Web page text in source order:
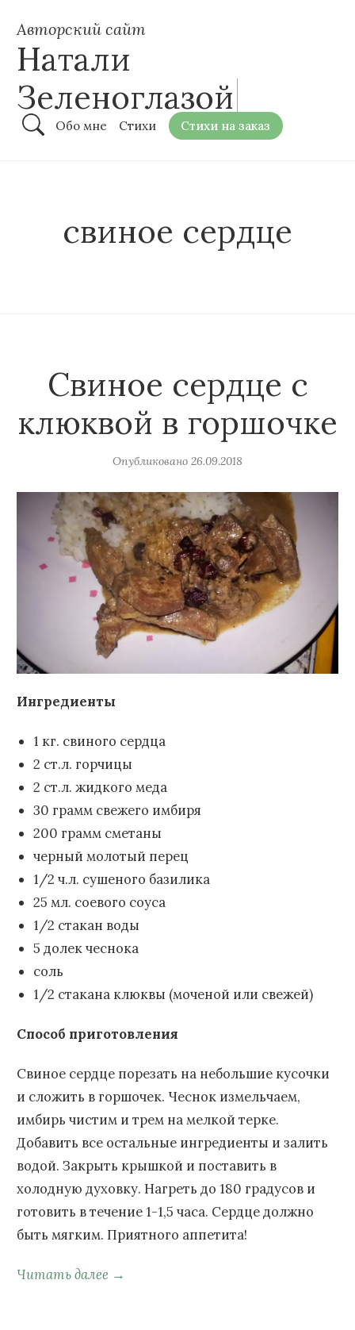
Авторский сайт
Натали
Зеленоглазой
Обо мне Стихи Стихи на заказ
свиное сердце
Свиное сердце с
клюквой в горшочке
Опубликовано 26.09.2018
Ингредиенты
1 кг. свиного сердца
2 ст.л. горчицы
2 ст.л. жидкого меда
30 грамм свежего имбиря
200 грамм сметаны
черный молотый перец
1/2 ч.л. сушеного базилика
25 мл. соевого соуса
1/2 стакан воды
5 долек чеснока
соль
1/2 стакана клюквы (моченой или свежей)
Способ приготовления
Свиное сердце порезать на небольшие кусочки
и сложить в горшочек. Чеснок измельчаем,
имбирь чистим и трем на мелкой терке.
Добавить все остальные ингредиенты и залить
водой. Закрыть крышкой и поставить в
холодную духовку. Нагреть до 180 градусов и
готовить в течение 1-1,5 часа. Сердце должно
быть мягким. Приятного аппетита!
Читать далее →